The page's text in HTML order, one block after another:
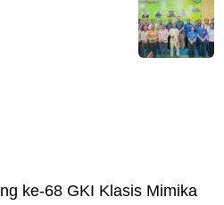
ke-68 GKI Klasis Mimika